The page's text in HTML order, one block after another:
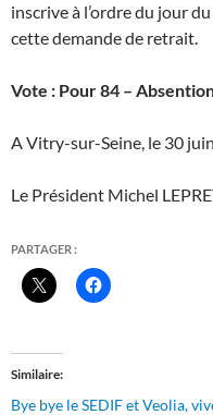
inscrive à l’ordre du jour
cette demande de retrait.
Vote : Pour 84 –
A Vitry-sur-Seine, le 30
Le Président Michel
PARTAGER :
Similaire
Bye bye le SEDIF et Veolia,